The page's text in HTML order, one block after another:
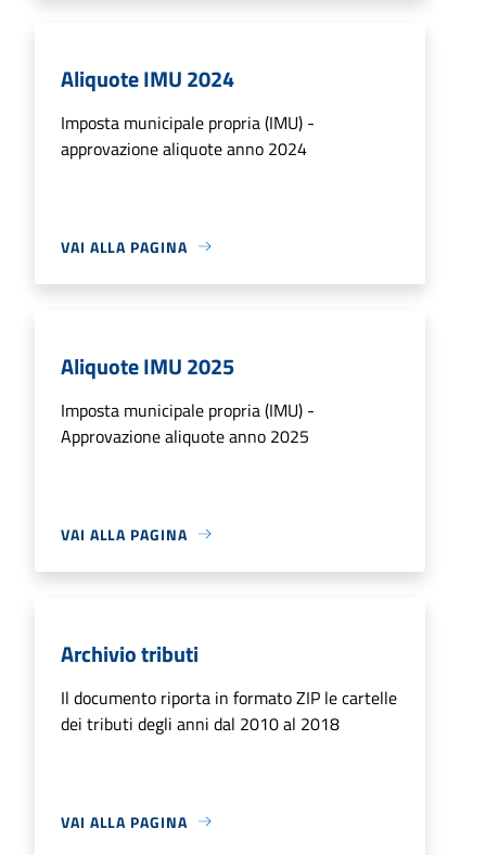
Aliquote IMU 2024
Imposta municipale propria (IMU) -
approvazione aliquote anno 2024
VAI ALLA PAGINA
Aliquote IMU 2025
Imposta municipale propria (IMU) -
Approvazione aliquote anno 2025
VAI ALLA PAGINA
Archivio tributi
Il documento riporta in formato ZIP le cartelle
dei tributi degli anni dal 2010 al 2018
VAI ALLA PAGINA